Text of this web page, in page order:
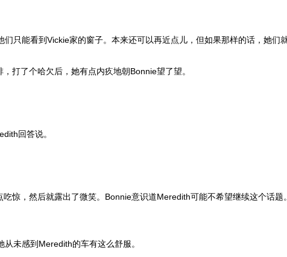
只能看到Vickie家的窗子。本来还可以再近点儿，但如果那样的话，她们就
打了个哈欠后，她有点内疚地朝Bonnie望了望。
回答说。
惊，然后就露出了微笑。Bonnie意识道Meredith可能不希望继续这个话题
未感到Meredith的车有这么舒服。